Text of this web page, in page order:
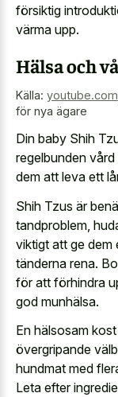
försiktig
värma upp.
Hälsa och
Källa: youtube.com
för nya ägare
Din baby Shih
regelbunden
dem att leva ett
Shih Tzus är
tandproblem,
viktigt att ge dem
tänderna rena.
för att förhindra
god munhälsa.
En hälsosam
övergripande
hundmat med
Leta efter